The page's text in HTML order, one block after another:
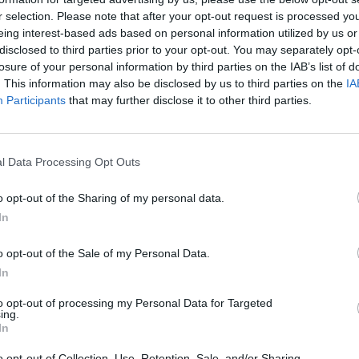
selection. Please note that after your opt-out request is processed
interest-based ads based on personal information utilized by us
to third parties prior to your opt-out. You may separately
of your personal information by third parties on the IAB’s list of
This information may also be disclosed by us to third parties on the
Participants that may further disclose it to other third parties.
Data Processing Opt Outs
opt-out of the Sharing of my personal data.
opt-out of the Sale of my Personal Data.
opt-out of processing my Personal Data for Targeted
ξεκινήσει ακόμη.
πως είναι πλέον αμφίβολο εάν θα διεξαχθεί
ημέρα.
στο newsit.gr/